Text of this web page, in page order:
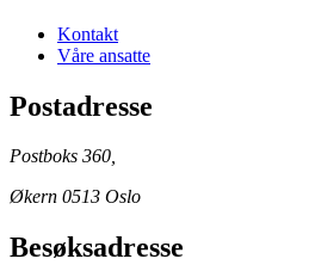
Kontakt
Våre ansatte
Postadresse
Postboks 360,
Økern 0513 Oslo
Besøksadresse